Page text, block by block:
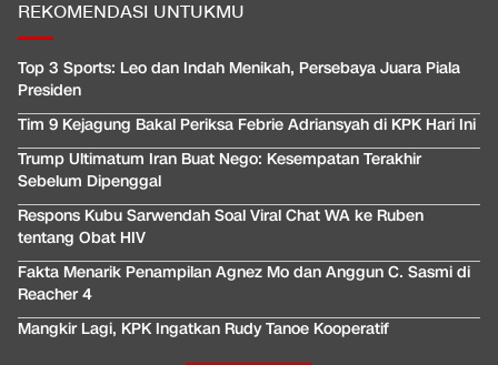
REKOMENDASI UNTUKMU
Top 3 Sports: Leo dan Indah Menikah, Persebaya Juara Piala
Presiden
Tim 9 Kejagung Bakal Periksa Febrie Adriansyah di KPK Hari Ini
Trump Ultimatum Iran Buat Nego: Kesempatan Terakhir
Sebelum Dipenggal
Respons Kubu Sarwendah Soal Viral Chat WA ke Ruben
tentang Obat HIV
Fakta Menarik Penampilan Agnez Mo dan Anggun C. Sasmi di
Reacher 4
Mangkir Lagi, KPK Ingatkan Rudy Tanoe Kooperatif